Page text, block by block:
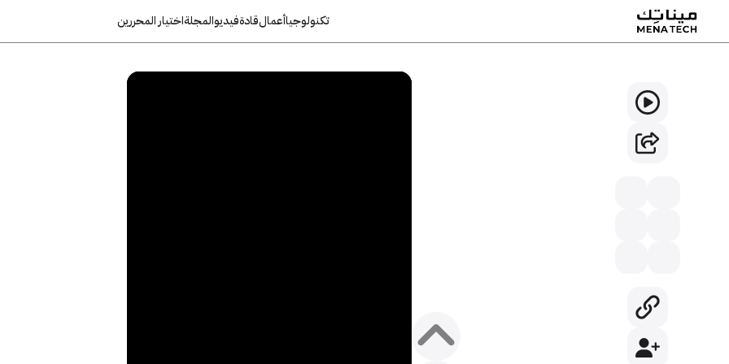
تكنولوجياأعمالقادةفيديوالمجلةاختيار المحررين